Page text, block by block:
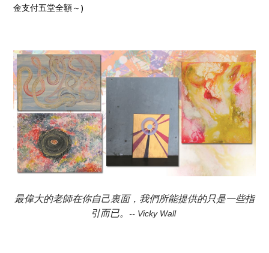
金支付五堂全額～)
最偉大的老師在你自己裏面，我們所能提供的只是一些指
引而已。 -- Vicky Wall